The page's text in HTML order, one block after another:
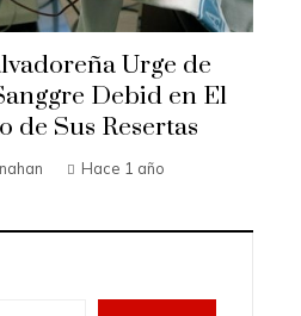
Urge de
Debid en El
de Sus Resertas
Hace 1 año